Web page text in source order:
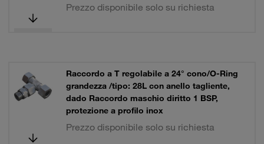
Prezzo disponibile solo su richiesta
Raccordo a T regolabile a 24° cono/O-Ring
grandezza /tipo: 28L con anello tagliente,
dado Raccordo maschio diritto 1 BSP,
protezione a profilo inox
Prezzo disponibile solo su richiesta